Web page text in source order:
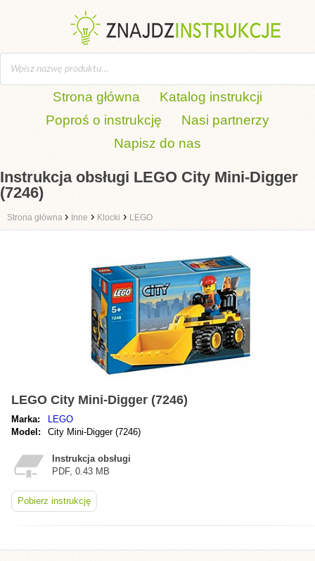
Strona główna
Katalog instrukcji
Poproś o instrukcję
Nasi partnerzy
Napisz do nas
Instrukcja obsługi LEGO City Mini-Digger
(7246)
Strona główna › Inne › Klocki › LEGO
LEGO City Mini-Digger (7246)
Marka:
LEGO
Model:
City Mini-Digger (7246)
Instrukcja obsługi
PDF, 0.43 MB
Pobierz instrukcję